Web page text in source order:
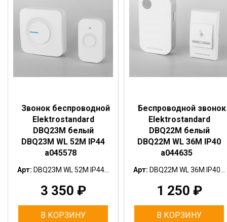
Звонок беспроводной
Elektrostandard
DBQ23M белый
DBQ23M WL 52M IP44
a045578
Арт: DBQ23M WL 52M IP44...
3 350 ₽
В КОРЗИНУ
Беспроводной звонок
Elektrostandard
DBQ22M белый
DBQ22M WL 36M IP40
a044635
Арт: DBQ22M WL 36M IP40...
1 250 ₽
В КОРЗИНУ